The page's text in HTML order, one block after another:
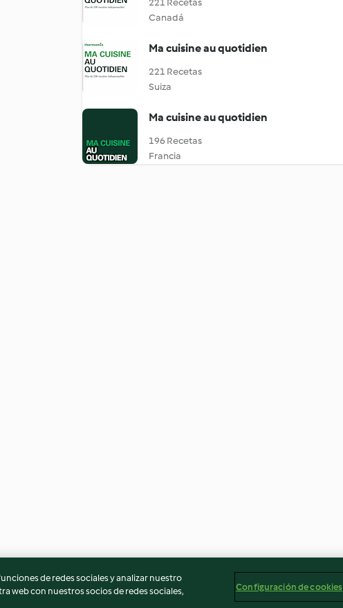
221 Recetas
Canadá
Ma cuisine au quotidien
221 Recetas
Suiza
Ma cuisine au quotidien
196 Recetas
Francia
de redes sociales y analizar nuestro
web con nuestros socios de redes sociales,
Configuración de cookies